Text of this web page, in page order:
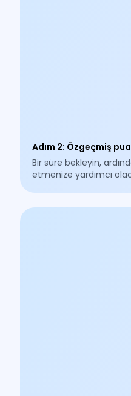
Adım 2: Özgeçmiş
Bir süre bekleyin,
etmenize yardımcı